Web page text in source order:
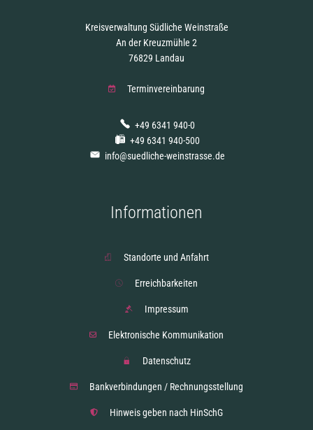
Kreisverwaltung Südliche Weinstraße
An der Kreuzmühle 2
76829 Landau
Terminvereinbarung
+49 6341 940-0
+49 6341 940-500
info@suedliche-weinstrasse.de
Informationen
Standorte und Anfahrt
Erreichbarkeiten
Impressum
Elektronische Kommunikation
Datenschutz
Bankverbindungen / Rechnungsstellung
Hinweis geben nach HinSchG